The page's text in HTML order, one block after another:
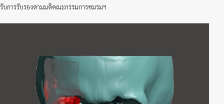
รับการรับรองตามมติคณะกรรมการชมรมฯ